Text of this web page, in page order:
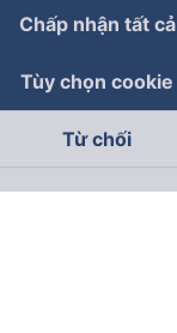
tôi trên
Chấp nhận tất cả
Tùy chọn cookie
Từ chối